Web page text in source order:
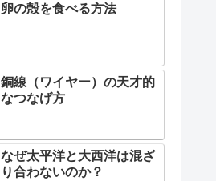
卵の殻を食べる方法
銅線（ワイヤー）の天才的
なつなげ方
なぜ太平洋と大西洋は混ざ
り合わないのか？